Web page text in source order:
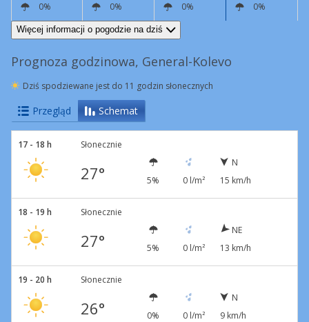
0% 0% 0%
0%
N
17 km/h N
8 km/h
Więcej informacji o pogodzie na dziś
Prognoza godzinowa, General-Kolevo
Dziś spodziewane jest do 11 godzin słonecznych
Przegląd Schemat
17 - 18 h Słonecznie
27° 5% 0 l/m²
N
15 km/h
18 - 19 h Słonecznie
27° 5% 0 l/m²
NE
13 km/h
19 - 20 h Słonecznie
26° 0% 0 l/m²
N
9 km/h